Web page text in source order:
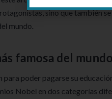
sino que también
mundo.
famosa del
poder pagarse su
Nobel en dos categorías